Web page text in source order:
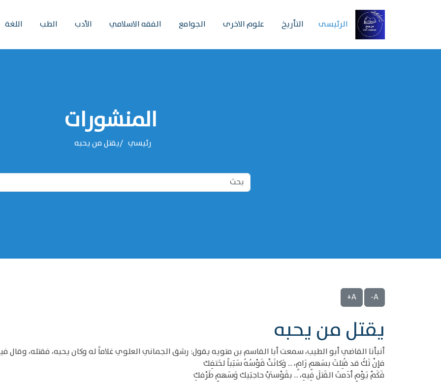
الرئیسی التأريخ علوم الاخرى الجوامع الفقه الاسلامي الأدب الطب اللغة
المنشورات
رئيسي يقتل من يحبه
A-
A+
يقتل من يحبه
أنبأنا القاضي أبو الطيب، سمعت أبا القاسم بن متويه يقول: رشق الجماني العلوي غلاماً له وكان يحبه، فقتله، وقال
فإنْ تَكُ قد قُتِلتَ بسَهمٍ رَامٍ، ... وَكانَتْ قَوْسُهُ سَبَباً لحَتفِك
فَكَمْ يَوْمٍ أدَمتَ القَتلَ فِيهِ، ... بقَوْسَيْ حاجبَيك وَسَهمٍ طَرْفكِ